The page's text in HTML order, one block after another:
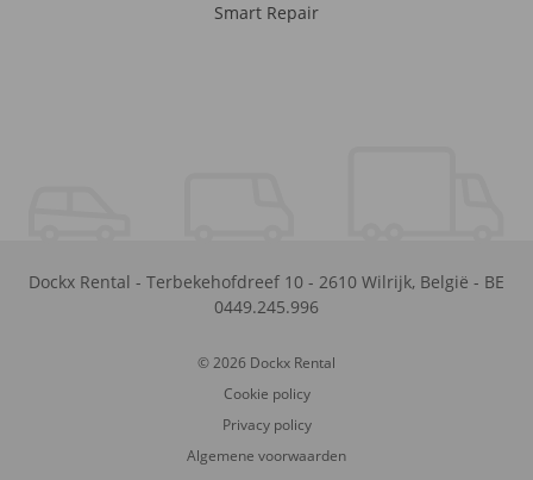
Smart Repair
Dockx Rental - Terbekehofdreef 10 - 2610 Wilrijk, België - BE
0449.245.996
© 2026 Dockx Rental
Cookie policy
Privacy policy
Algemene voorwaarden